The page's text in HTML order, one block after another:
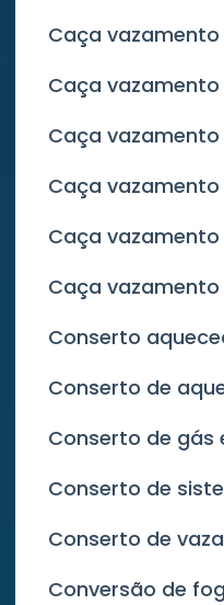
Caça
Caça
Caça
Caça
Caça
Caça
Conserto
Conserto de
Conserto de
Conserto de
Conserto de
Conversão de